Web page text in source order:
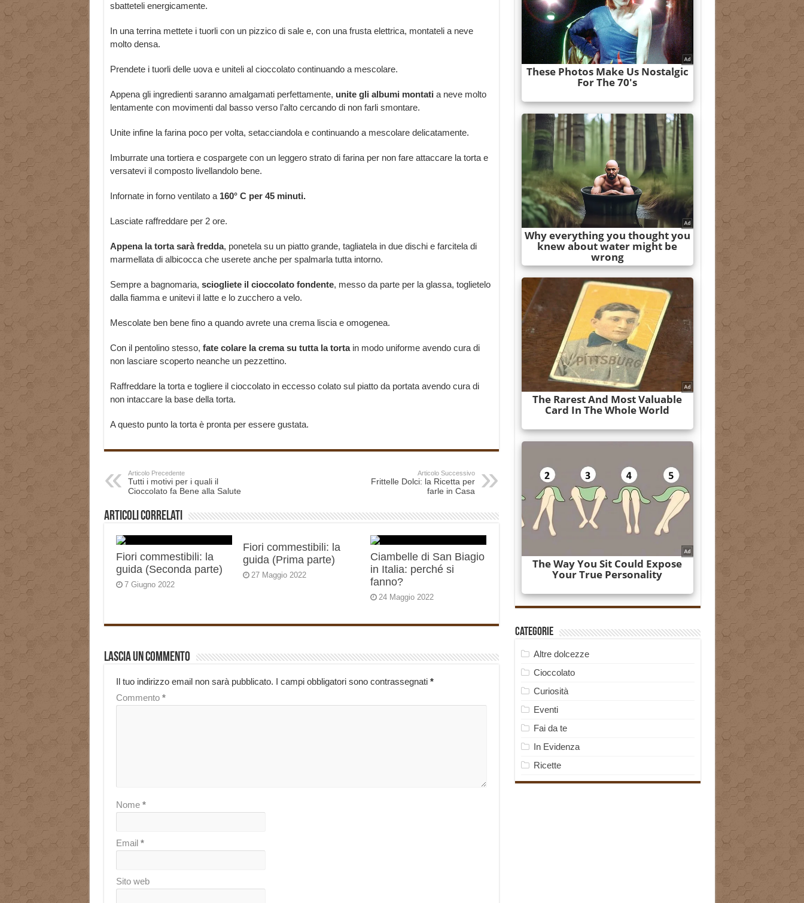
sbatteteli energicamente.
In una terrina mettete i tuorli con un pizzico di sale e, con una frusta elettrica, montateli a neve
molto densa.
Prendete i tuorli delle uova e uniteli al cioccolato continuando a mescolare.
Appena gli ingredienti saranno amalgamati perfettamente, unite gli albumi montati a neve molto
lentamente con movimenti dal basso verso l’alto cercando di non farli smontare.
Unite infine la farina poco per volta, setacciandola e continuando a mescolare delicatamente.
Imburrate una tortiera e cospargete con un leggero strato di farina per non fare attaccare la torta e
versatevi il composto livellandolo bene.
Infornate in forno ventilato a 160° C per 45 minuti.
Lasciate raffreddare per 2 ore.
Appena la torta sarà fredda, ponetela su un piatto grande, tagliatela in due dischi e farcitela di
marmellata di albicocca che userete anche per spalmarla tutta intorno.
Sempre a bagnomaria, sciogliete il cioccolato fondente, messo da parte per la glassa, toglietelo
dalla fiamma e unitevi il latte e lo zucchero a velo.
Mescolate ben bene fino a quando avrete una crema liscia e omogenea.
Con il pentolino stesso, fate colare la crema su tutta la tortain modo uniforme avendo cura di
non lasciare scoperto neanche un pezzettino.
Raffreddare la torta e togliere il cioccolato in eccesso colato sul piatto da portata avendo cura di
non intaccare la base della torta.
A questo punto la torta è pronta per essere gustata.
Articolo Precedente
Tutti i motivi per i quali il
Cioccolato fa Bene alla Salute
Articolo Successivo
Frittelle Dolci: la Ricetta per
farle in Casa
Articoli correlati
Fiori commestibili: la
guida (Seconda parte)
7 Giugno 2022
Fiori commestibili: la
guida (Prima parte)
27 Maggio 2022
Ciambelle di San Biagio
in Italia: perché si
fanno?
24 Maggio 2022
Lascia un commento
Il tuo indirizzo email non sarà pubblicato. I campi obbligatori sono contrassegnati *
Commento *
Nome *
Email *
Sito web
Categorie
Altre dolcezze
Cioccolato
Curiosità
Eventi
Fai da te
In Evidenza
Ricette